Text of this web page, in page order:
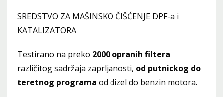
SREDSTVO ZA MAŠINSKO ČIŠĆENJE DPF-a i
KATALIZATORA
Testirano na preko 2000 opranih filtera
različitog sadržaja zaprljanosti, od putnickog do
teretnog programa od dizel do benzin motora.